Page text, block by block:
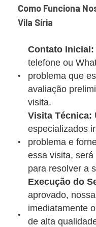
Como Funciona
Vila Síria
Contato Inicial:
telefone ou
problema que
avaliação
visita.
Visita Técnica:
especializados
problema e
essa visita,
para resolver a
Execução do
aprovado,
imediatamente
de alta